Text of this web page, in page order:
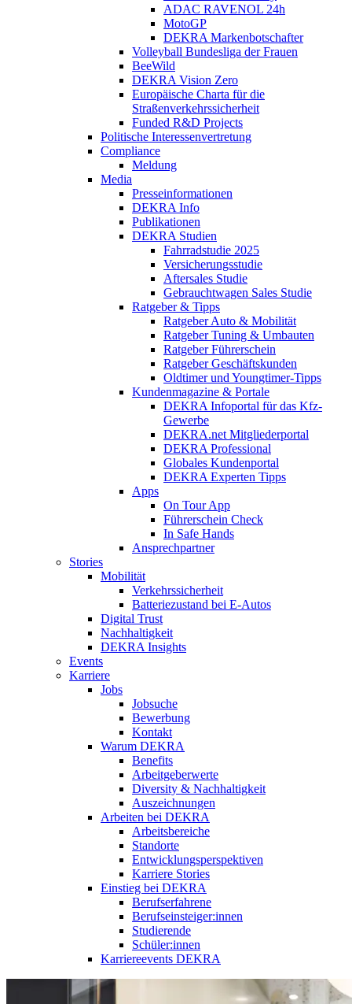
ADAC RAVENOL 24h
MotoGP
DEKRA Markenbotschafter
Volleyball Bundesliga der Frauen
BeeWild
DEKRA Vision Zero
Europäische Charta für die
Straßenverkehrssicherheit
Funded R&D Projects
Politische Interessenvertretung
Compliance
Meldung
Media
Presseinformationen
DEKRA Info
Publikationen
DEKRA Studien
Fahrradstudie 2025
Versicherungsstudie
Aftersales Studie
Gebrauchtwagen Sales Studie
Ratgeber & Tipps
Ratgeber Auto & Mobilität
Ratgeber Tuning & Umbauten
Ratgeber Führerschein
Ratgeber Geschäftskunden
Oldtimer und Youngtimer-Tipps
Kundenmagazine & Portale
DEKRA Infoportal für das Kfz-
Gewerbe
DEKRA.net Mitgliederportal
DEKRA Professional
Globales Kundenportal
DEKRA Experten Tipps
Apps
On Tour App
Führerschein Check
In Safe Hands
Ansprechpartner
Stories
Mobilität
Verkehrssicherheit
Batteriezustand bei E-Autos
Digital Trust
Nachhaltigkeit
DEKRA Insights
Events
Karriere
Jobs
Jobsuche
Bewerbung
Kontakt
Warum DEKRA
Benefits
Arbeitgeberwerte
Diversity & Nachhaltigkeit
Auszeichnungen
Arbeiten bei DEKRA
Arbeitsbereiche
Standorte
Entwicklungsperspektiven
Karriere Stories
Einstieg bei DEKRA
Berufserfahrene
Berufseinsteiger:innen
Studierende
Schüler:innen
Karriereevents DEKRA